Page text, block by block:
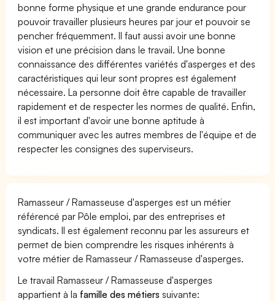
bonne forme physique et une grande endurance pour
pouvoir travailler plusieurs heures par jour et pouvoir se
pencher fréquemment. Il faut aussi avoir une bonne
vision et une précision dans le travail. Une bonne
connaissance des différentes variétés d'asperges et des
caractéristiques qui leur sont propres est également
nécessaire. La personne doit être capable de travailler
rapidement et de respecter les normes de qualité. Enfin,
il est important d'avoir une bonne aptitude à
communiquer avec les autres membres de l'équipe et de
respecter les consignes des superviseurs.
Ramasseur / Ramasseuse d'asperges est un métier
référencé par Pôle emploi, par des entreprises et
syndicats. Il est également reconnu par les assureurs et
permet de bien comprendre les risques inhérents à
votre métier de Ramasseur / Ramasseuse d'asperges.
Le travail Ramasseur / Ramasseuse d'asperges
appartient à la famille des métiers suivante: